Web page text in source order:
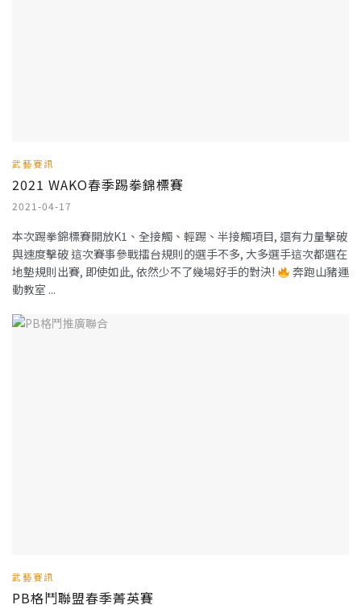
武藝賽訊
2021 WAKO春季踢拳錦標賽
2021-04-17
本次踢拳錦標賽開放K1、全接觸、輕踢、半接觸項目, 還有力量擊破
與速度擊破 這次賽事參戰擂台規則的選手不多, 大多選手這次都選在
地墊規則出賽, 即使如此, 依然少不了幾場好手的對決!
奔跑山豬運
動教室 ...
武藝賽訊
PB格鬥聯盟春季菁英賽